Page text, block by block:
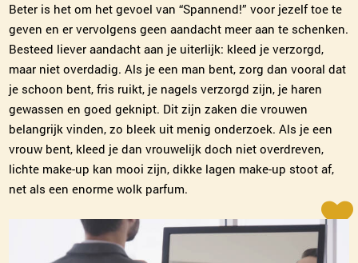
Beter is het om het gevoel van “Spannend!” voor jezelf toe te
geven en er vervolgens geen aandacht meer aan te schenken.
Besteed liever aandacht aan je uiterlijk: kleed je verzorgd,
maar niet overdadig. Als je een man bent, zorg dan vooral dat
je schoon bent, fris ruikt, je nagels verzorgd zijn, je haren
gewassen en goed geknipt. Dit zijn zaken die vrouwen
belangrijk vinden, zo bleek uit menig onderzoek. Als je een
vrouw bent, kleed je dan vrouwelijk doch niet overdreven,
lichte make-up kan mooi zijn, dikke lagen make-up stoot af,
net als een enorme wolk parfum.